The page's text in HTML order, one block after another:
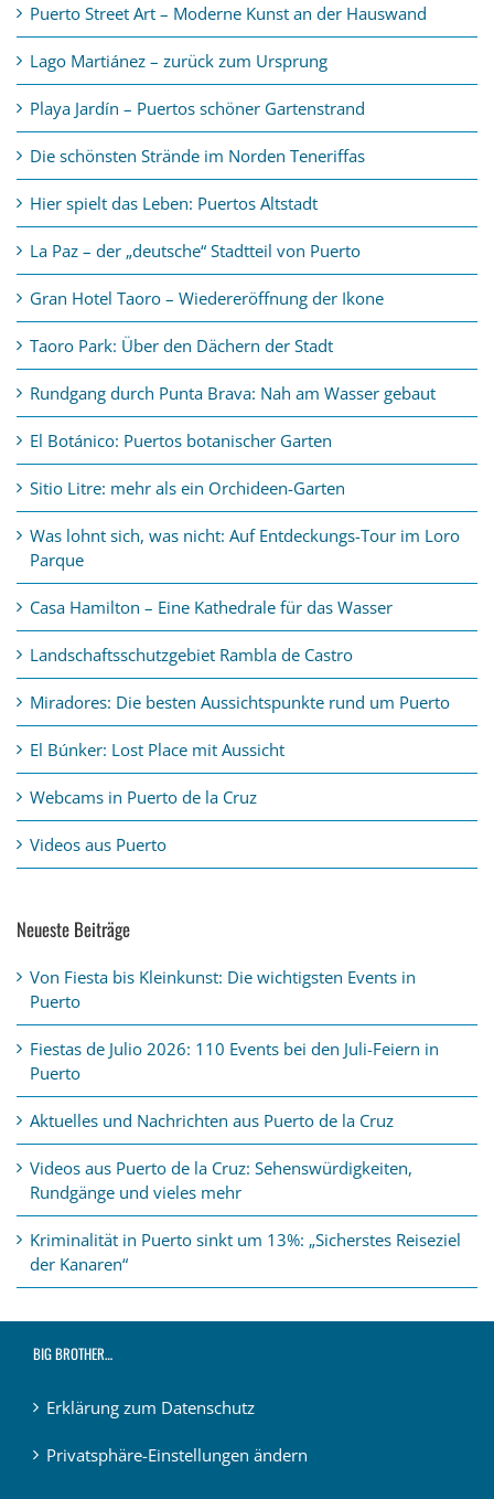
Puerto Street Art – Moderne Kunst an der Hauswand
Lago Martiánez – zurück zum Ursprung
Playa Jardín – Puertos schöner Gartenstrand
Die schönsten Strände im Norden Teneriffas
Hier spielt das Leben: Puertos Altstadt
La Paz – der „deutsche“ Stadtteil von Puerto
Gran Hotel Taoro – Wiedereröffnung der Ikone
Taoro Park: Über den Dächern der Stadt
Rundgang durch Punta Brava: Nah am Wasser gebaut
El Botánico: Puertos botanischer Garten
Sitio Litre: mehr als ein Orchideen-Garten
Was lohnt sich, was nicht: Auf Entdeckungs-Tour im Loro
Parque
Casa Hamilton – Eine Kathedrale für das Wasser
Landschaftsschutzgebiet Rambla de Castro
Miradores: Die besten Aussichtspunkte rund um Puerto
El Búnker: Lost Place mit Aussicht
Webcams in Puerto de la Cruz
Videos aus Puerto
Neueste Beiträge
Von Fiesta bis Kleinkunst: Die wichtigsten Events in
Puerto
Fiestas de Julio 2026: 110 Events bei den Juli-Feiern in
Puerto
Aktuelles und Nachrichten aus Puerto de la Cruz
Videos aus Puerto de la Cruz: Sehenswürdigkeiten,
Rundgänge und vieles mehr
Kriminalität in Puerto sinkt um 13%: „Sicherstes Reiseziel
der Kanaren“
BIG BROTHER…
Erklärung zum Datenschutz
Privatsphäre-Einstellungen ändern